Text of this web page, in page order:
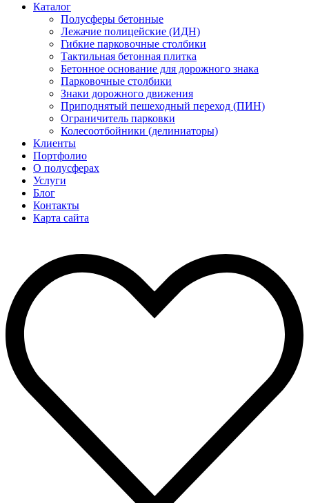
Каталог
Полусферы бетонные
Лежачие полицейские (ИДН)
Гибкие парковочные столбики
Тактильная бетонная плитка
Бетонное основание для дорожного знака
Парковочные столбики
Знаки дорожного движения
Приподнятый пешеходный переход (ПИН)
Ограничитель парковки
Колесоотбойники (делиниаторы)
Клиенты
Портфолио
О полусферах
Услуги
Блог
Контакты
Карта сайта